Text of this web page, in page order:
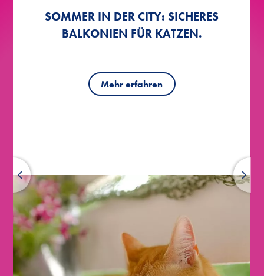
WOHLFÜHLMOMENTE MIT DEINER
KATZE.
Mehr erfahren
WIE SCHLAU SIND KATZEN?
Mehr erfahren
SOMMER IN DER CITY: SICHERES
BALKONIEN FÜR KATZEN.
Mehr erfahren
WOHLFÜHLMOMENTE MIT DEINER
KATZE.
Mehr erfahren
WIE SCHLAU SIND KATZEN?
Mehr erfahren